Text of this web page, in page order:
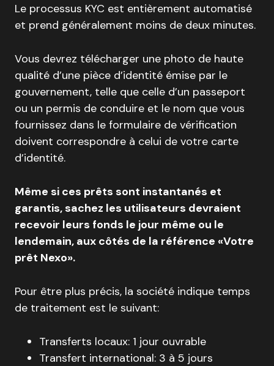
Le processus KYC est entièrement automatisé
et prend généralement moins de deux minutes.
Vous devrez télécharger une photo de haute
qualité d’une pièce d’identité émise par le
gouvernement, telle que celle d’un passeport
ou un permis de conduire et le nom que vous
fournissez dans le formulaire de vérification
doivent correspondre à celui de votre carte
d’identité.
Même si ces prêts sont instantanés et
garantis, sachez les utilisateurs devraient
recevoir leurs fonds le jour même ou le
lendemain, aux côtés de la référence «Votre
prêt Nexo».
Pour être plus précis, la société indique temps
de traitement est le suivant:
Transferts locaux: 1 jour ouvrable
Transfert international: 3 à 5 jours